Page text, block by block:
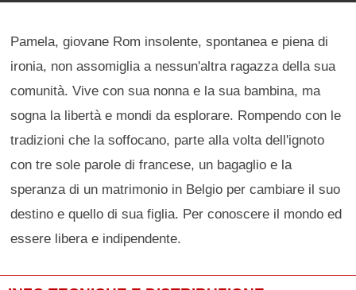
Pamela, giovane Rom insolente, spontanea e piena di
ironia, non assomiglia a nessun'altra ragazza della sua
comunità. Vive con sua nonna e la sua bambina, ma
sogna la libertà e mondi da esplorare. Rompendo con le
tradizioni che la soffocano, parte alla volta dell'ignoto
con tre sole parole di francese, un bagaglio e la
speranza di un matrimonio in Belgio per cambiare il suo
destino e quello di sua figlia. Per conoscere il mondo ed
essere libera e indipendente.